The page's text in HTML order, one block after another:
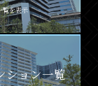
覧を表示
ション一覧